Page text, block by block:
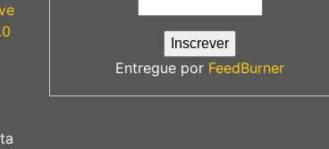
Entregue por FeedBurner